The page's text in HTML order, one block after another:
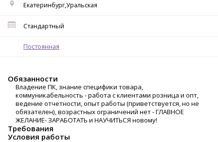
Екатеринбург,Уральская
Стандартный
Постоянная
Обязанности
Владение ПК, знание специфики товара,
коммуникабельность - работа с клиентами розница и опт,
ведение отчетности, опыт работы (приветствуется, но не
обязателен), возрастных ограничений нет - ГЛАВНОЕ
ЖЕЛАНИЕ- ЗАРАБОТАТЬ и НАУЧИТЬСЯ новому!
Требования
Условия работы